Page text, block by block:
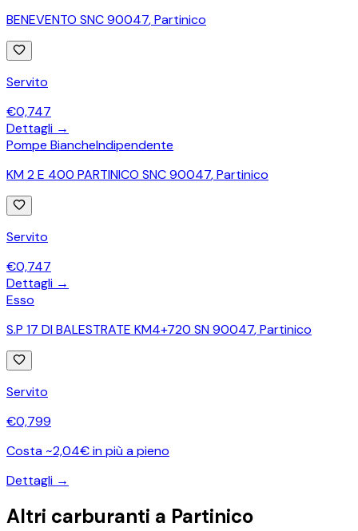
BENEVENTO SNC 90047,Partinico
Servito
€0,747
Dettagli →
Pompe BiancheIndipendente
KM 2 E 400 PARTINICO SNC 90047,Partinico
Servito
€0,747
Dettagli →
Esso
S.P 17 DI BALESTRATE KM4+720 SN 90047,Partinico
Servito
€0,799
Costa ~2,04€ in più a pieno
Dettagli →
Altri carburanti a Partinico